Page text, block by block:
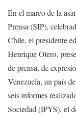
En el marco de la
Prensa (SIP),
Chile, el presidente
Henrique Otero,
de prensa, de
Venezuela, un país
seis informes
Sociedad (IPYS), el